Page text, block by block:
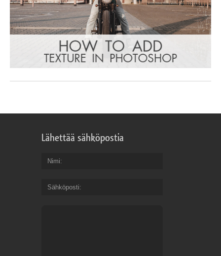
Lähettää sähköpostia
Nimi
Sähköposti